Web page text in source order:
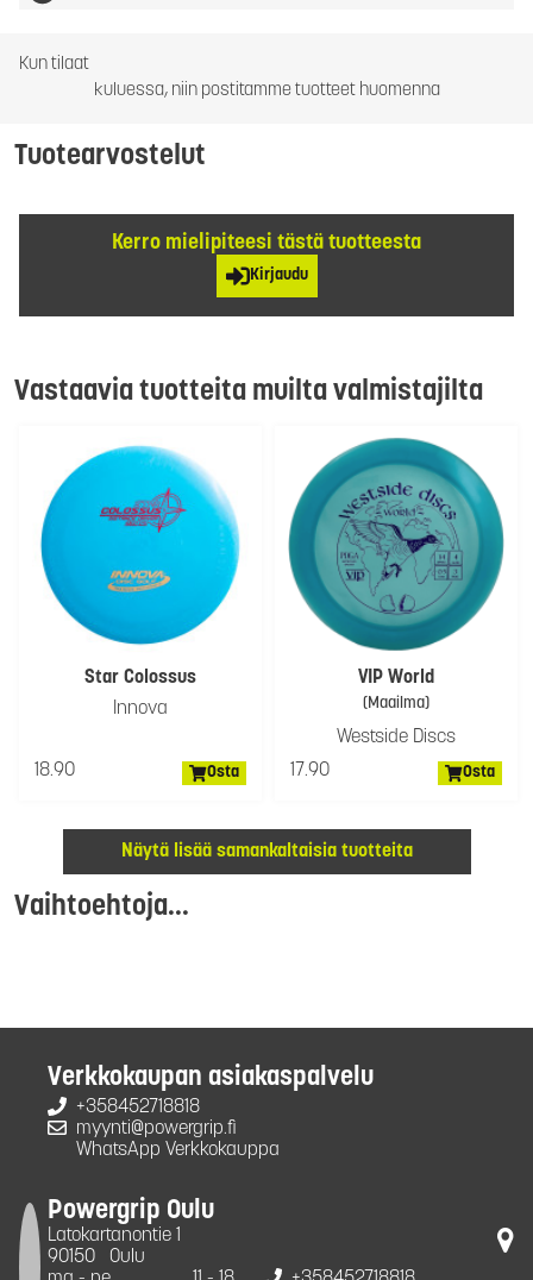
Kun tilaat
kuluessa, niin postitamme tuotteet huomenna
Tuotearvostelut
Kerro mielipiteesi tästä tuotteesta
Kirjaudu
Vastaavia tuotteita muilta valmistajilta
Star Colossus
Innova
18.90 Osta
VIP World
(Maailma)
Westside Discs
17.90
Osta
Näytä lisää samankaltaisia tuotteita
Vaihtoehtoja...
Verkkokaupan asiakaspalvelu
+358452718818
myynti@powergrip.fi
WhatsApp Verkkokauppa
Powergrip Oulu
Latokartanontie 1
90150
Oulu